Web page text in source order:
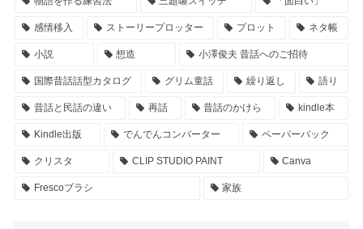
感情移入 ストーリープロッター プロット ネタ帳
小説 想造 小澤俊夫 昔話へのご招待
国際昔話話型カタログ グリム童話 繰り返し 語り
昔話と民話の違い 再話 昔話のかけら kindle本
Kindle出版 でんでんコンバーター ペーパーバック
クリスタ CLIP STUDIO PAINT Canva
Frescoブラシ 家族